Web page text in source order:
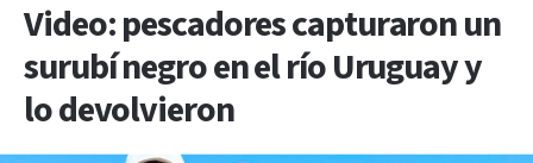
Video: pescadores capturaron un
surubí negro en el río Uruguay y
lo devolvieron